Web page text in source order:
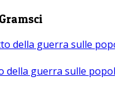
della guerra sulle
della guerra sulle